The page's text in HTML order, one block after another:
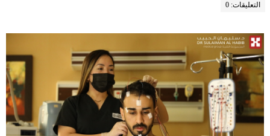
التعليقات: 0